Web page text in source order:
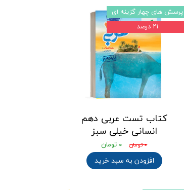
کتاب تست عربی دهم
انسانی خیلی سبز
۰ تومان ۰ تومان
افزودن به سبد خرید
پرسش های چهار گزینه ای
۲۱ درصد